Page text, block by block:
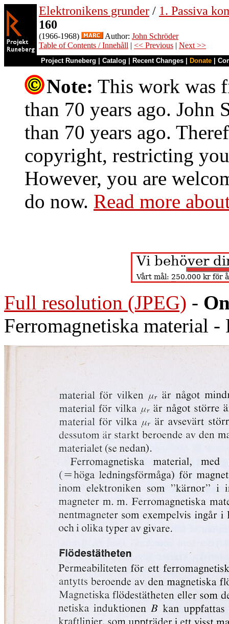
Elektronikens grunder / 1. Passiva
160
(1966-1968) Author: John Schröder
Table of Contents / Innehåll | << Previous | Next >>
Project Runeberg Catalog Recent Changes Donate
Note: This work was
than 70 years ago. John
than 70 years ago.
copyright, restricting
However, you are
do now. Read more
Full resolution (JPEG) -
Ferromagnetiska material -